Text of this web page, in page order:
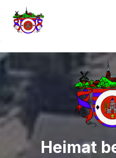
Inhalt
springen
Heimat